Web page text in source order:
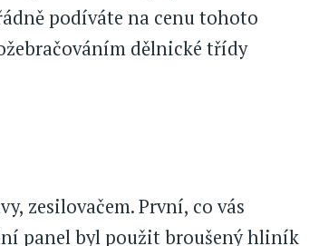
podíváte na cenu tohoto
dělnické třídy
zesilovačem. První, co vás
panel byl použit broušený hliník